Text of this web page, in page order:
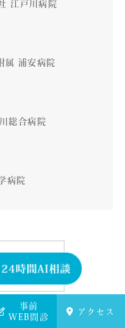
事前
WEB問診
アクセス
江戸川病院
属 浦安病院
総合病院
病院